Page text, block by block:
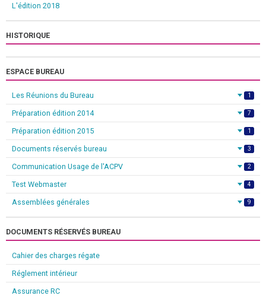
L'édition 2018
HISTORIQUE
ESPACE BUREAU
Les Réunions du Bureau 1
Préparation édition 2014 7
Préparation édition 2015 1
Documents réservés bureau 3
Communication Usage de l'ACPV 2
Test Webmaster 4
Assemblées générales 9
DOCUMENTS RÉSERVÉS BUREAU
Cahier des charges régate
Réglement intérieur
Assurance RC